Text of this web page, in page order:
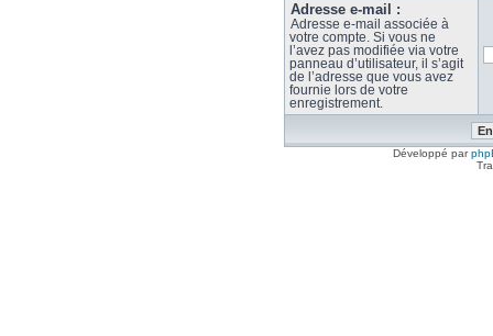
Adresse e-mail :
Adresse e-mail associée à
votre compte. Si vous ne
l’avez pas modifiée via votre
panneau d’utilisateur, il s’agit
de l’adresse que vous avez
fournie lors de votre
enregistrement.
Développé par